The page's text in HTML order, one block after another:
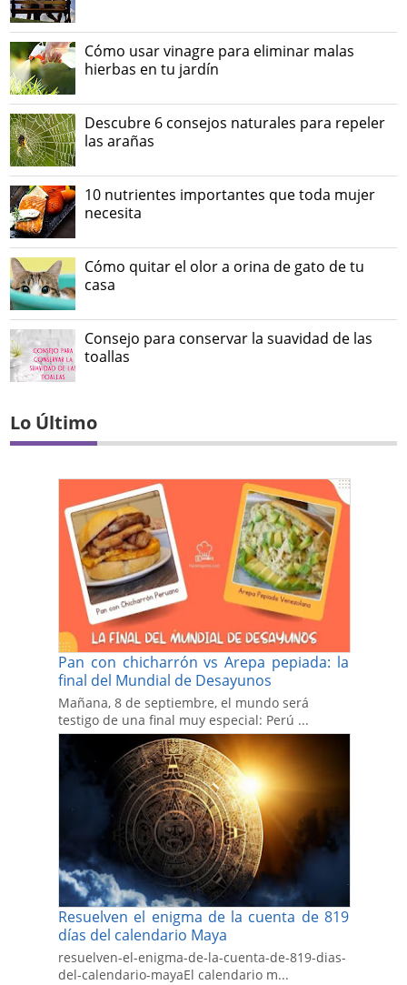
Cómo usar vinagre para eliminar malas
hierbas en tu jardín
Descubre 6 consejos naturales para repeler
las arañas
10 nutrientes importantes que toda mujer
necesita
Cómo quitar el olor a orina de gato de tu
casa
Consejo para conservar la suavidad de las
toallas
Lo Último
Pan con chicharrón vs Arepa pepiada: la
final del Mundial de Desayunos
Mañana, 8 de septiembre, el mundo será
testigo de una final muy especial: Perú ...
Resuelven el enigma de la cuenta de 819
días del calendario Maya
resuelven-el-enigma-de-la-cuenta-de-819-dias-
del-calendario-mayaEl calendario m...